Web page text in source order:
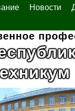
Новости